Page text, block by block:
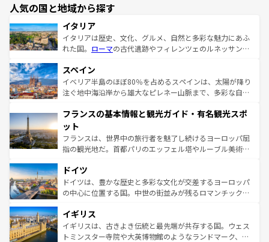
人気の国と地域から探す
イタリア
イタリアは歴史、文化、グルメ、自然と多彩な魅力にあふ
れた国。 ローマの古代遺跡やフィレンツェのルネッサンス
ろん、トスカーナの美しい田園風景やアマルフィ海岸の絶
景など、自然景観も見逃せない。観光の合間には、本場の
ピザやパスタなど、絶品のイタリア料理を堪能することも
ませてくれるイタリアで、忘れられない旅をしてみよう！
なお、新着のイタリア情報は
しい。
スペイン
イベリア半島のほぼ80％を占めるスペインは、太陽が降り
注ぐ地中海沿岸から雄大なピレネー山脈まで、多彩な自然
文化が根付くこの国では、情熱的なフラメンコ、熱気あふ
れる闘牛、そして美味しいタパスが生活の一部となってい
る。首都マドリードの洗練された雰囲気や、バルセロナの
アートに溢れた街角から、地方では古代ローマ遺跡や中世
せる。地方によって風土や気候が異なるスペインはその個
性で訪れる人を魅了する。 なお、新着のスペイン情報は コ
ンテンツ一覧を参照してほしい。
フランスの基本情報と観光ガイド・有名観光スポ
ット
フランスは、世界中の旅行者を魅了し続けるヨーロッパ屈
指の観光地だ。首都パリのエッフェル塔やルーブル美術館
で、幅広い魅力が詰まっている。華麗な宮殿、歴史的な大
聖堂、美しいビーチ、そして豊かな自然が、訪れる者を心
から魅了する。また、フランスは美食の国としても知ら
いる。シャンパンの発祥地であるランス、プロヴァンスの
香り高いラベンダー畑など、多彩な楽しみ方が可能だ。さ
らに、パリ以外の地域にも魅力が溢れており、どの街角に
ドイツ
ドイツは、豊かな歴史と多彩な文化が交差するヨーロッパ
の中心に位置する国。中世の街並みが残るロマンチック街
顔を持つこの国は、どこを歩いても飽きることがない。ベ
ルリンの文化的活気、バイエルン州のアルプスの絶景、そ
してライン川沿いのワイン畑といった風景は必見。ビール
イギリス
イギリスは、古きよき伝統と最先端が共存する国。ウェス
トミンスター寺院や大英博物館のようなランドマーク、歴